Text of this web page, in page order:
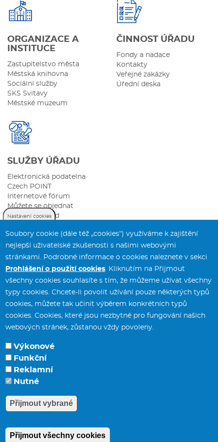
ORGANIZACE A
INSTITUCE
Zastupitelstvo města
Městská knihovna
Sociální služby
SKS Svitavy
Městské muzeum
ČINNOST ÚŘADU
Fondy a nadace
Kontakty
Veřejné zakázky
Úřední deska
SLUŽBY ÚŘADU
Elektronická podatelna
Czech POINT
Internetové fórum
Můžete se objednat
Sazebník úhrad
Městský úřad Svitavy
T. G. Masaryka 5/35
568 02 Svitavy
tel.: 461 550 211
fax:461 532 141
e-mail: posta[at]
Prohlášení o přístupnosti|Mapa webu
Nastavení cookies
Soubory cookie (dále též „cookies“) využíváme k zajištění
nejlepší uživatelské zkušenosti s našimi webovými
stránkami. Podrobné informace o cookies naleznete v sekci
Prohlášení o použití cookies. Kliknutím na Přijmout
všechny cookies souhlasíte s tím, že můžeme užívat všechny
typy cookies. Chcete-li povolit užívání pouze některých typů
cookies, můžete tak učinit výběrem konkrétních typů
cookies. Cookies, které jsou nezbytné pro fungování našich
webových stránek, zůstanou vždy povoleny.
Výkonové
Funkční
Reklamní
Nutné
Přijmout vybrané
Přijmout všechny cookies